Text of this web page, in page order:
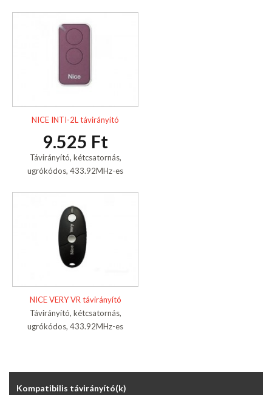
NICE INTI-2L távirányító
9.525 Ft
Távirányító, kétcsatornás,
ugrókódos, 433.92MHz-es
NICE VERY VR távirányító
Távirányító, kétcsatornás,
ugrókódos, 433.92MHz-es
Kompatibilis távirányító(k)